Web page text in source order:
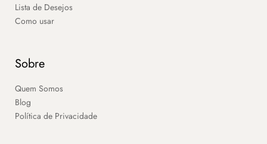
Lista de Desejos
Como usar
Sobre
Quem Somos
Blog
Política de Privacidade